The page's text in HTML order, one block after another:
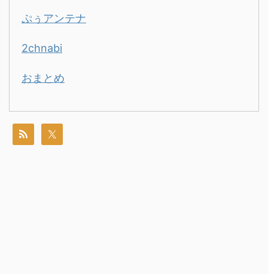
ぷぅアンテナ
2chnabi
おまとめ